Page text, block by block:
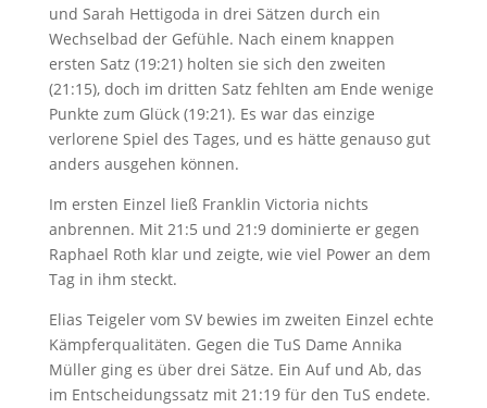
und Sarah Hettigoda in drei Sätzen durch ein
Wechselbad der Gefühle. Nach einem knappen
ersten Satz (19:21) holten sie sich den zweiten
(21:15), doch im dritten Satz fehlten am Ende wenige
Punkte zum Glück (19:21). Es war das einzige
verlorene Spiel des Tages, und es hätte genauso gut
anders ausgehen können.
Im ersten Einzel ließ Franklin Victoria nichts
anbrennen. Mit 21:5 und 21:9 dominierte er gegen
Raphael Roth klar und zeigte, wie viel Power an dem
Tag in ihm steckt.
Elias Teigeler vom SV bewies im zweiten Einzel echte
Kämpferqualitäten. Gegen die TuS Dame Annika
Müller ging es über drei Sätze. Ein Auf und Ab, das
im Entscheidungssatz mit 21:19 für den TuS endete.